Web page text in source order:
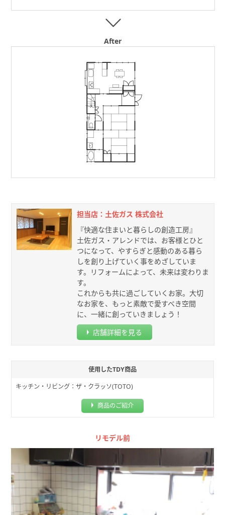
After
担当店：土佐ガス 株式会社
『快適な住まいと暮らしの創造工房』
土佐ガス・アレンドでは、お客様とひと
つになって、やすらぎと感動のある暮ら
しを創り上げていく事をめざしていま
す。リフォームによって、未来は変わりま
す。
これからも共に過ごしていくお家。大切
なお家を、もっと素敵で愛すべき空間
に、一緒に創っていきましょう！
店舗詳細を見る
使用したTDY商品
キッチン・リビング：ザ・クラッソ(TOTO)
商品のご紹介
リモデル前